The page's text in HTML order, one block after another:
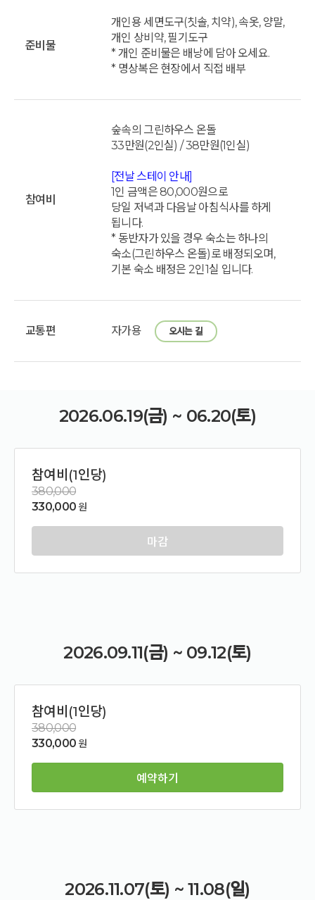
준비물
개인용 세면도구(칫솔, 치약), 속옷, 양말,
개인 상비약, 필기도구
* 개인 준비물은 배낭에 담아 오세요.
* 명상복은 현장에서 직접 배부
참여비
숲속의 그린하우스 온돌
33만원(2인실) / 38만원(1인실)
[전날 스테이 안내]
1인 금액은 80,000원으로
당일 저녁과 다음날 아침식사를 하게
됩니다.
* 동반자가 있을 경우 숙소는 하나의
숙소(그린하우스 온돌)로 배정되오며,
기본 숙소 배정은 2인1실 입니다.
교통편 자가용 오시는 길
2026.06.19(금) ~ 06.20(토)
참여비(1인당)
380,000
330,000 원
마감
2026.09.11(금) ~ 09.12(토)
참여비(1인당)
380,000
330,000 원
예약하기
2026.11.07(토) ~ 11.08(일)